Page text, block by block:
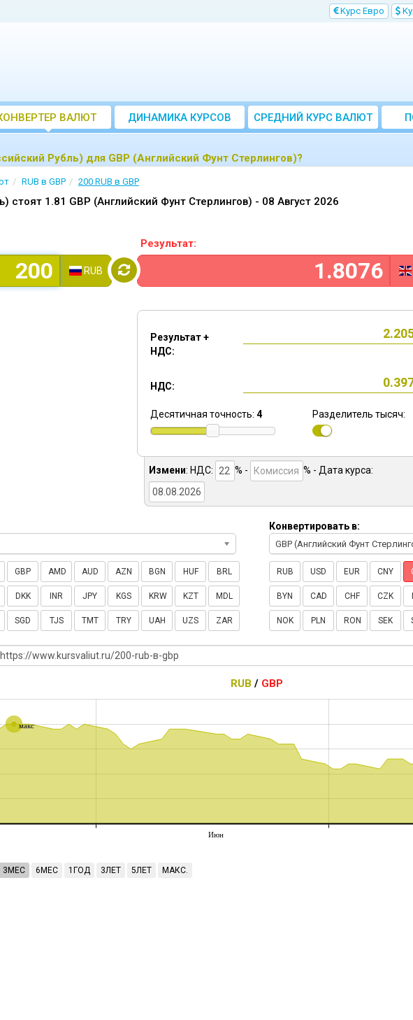
Kурс Евро
ВАЛЮТ ДИНАМИКА КУРСОВ
CРЕДНИЙ КУРС ВАЛЮТ
ЗА МЕСЯЦ
Рубль) для GBP (Английский Фунт Стерлингов)?
RUB в GBP 200 RUB в GBP
стоят 1.81 GBP (Английский Фунт Стерлингов) - 08 Август 2026
RUB
Результат:
Результат +
НДС:
НДС:
Десятичная точность: 4 Разделитель тысяч:
Измени: НДС: % - % - Дата курса:
GBP AMD AUD AZN BGN HUF BRL
DKK INR JPY KGS KRW KZT MDL
SGD TJS TMT TRY UAH UZS ZAR
Конвертировать в:
GBP (Английский Фунт
RUB USD EUR CNY
BYN CAD CHF CZK
NOK PLN RON SEK
RUB / GBP
макс
Июн
3МЕС 6МЕС 1ГОД 3ЛЕТ 5ЛЕТ МАКС.